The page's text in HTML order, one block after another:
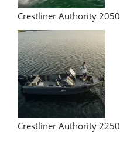
Crestliner Authority 2050
Crestliner Authority 2250